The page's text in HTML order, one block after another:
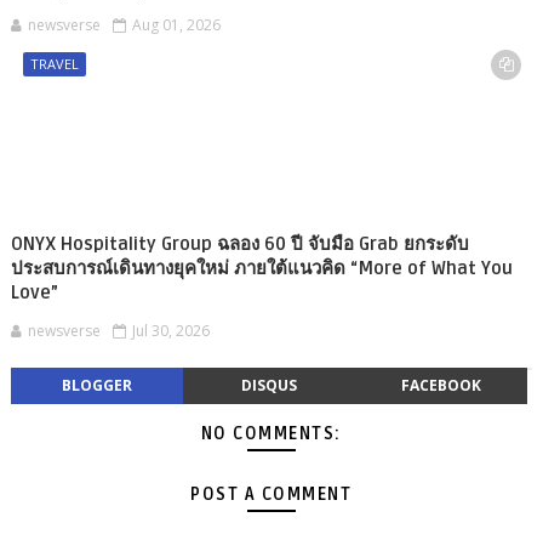
newsverse Aug 01, 2026
TRAVEL
ONYX Hospitality Group ฉลอง 60 ปี จับมือ Grab ยกระดับ
ประสบการณ์เดินทางยุคใหม่ ภายใต้แนวคิด “More of What You
Love”
newsverse Jul 30, 2026
BLOGGER DISQUS FACEBOOK
NO COMMENTS:
POST A COMMENT